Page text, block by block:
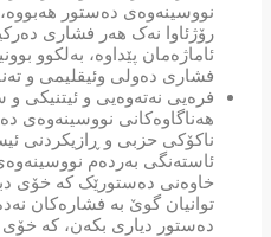
نووسینەوەی دەستور هەبووە،
رۆژئاوا نەک هەر فشاری
ئاماژەمان پێداوە، بەلکوو
فشاری دەولی وئیقلیمی و
فرەیی نەتەوەیی و ئیتنیکی
هەناگاوەکانی نووسینەوەی
ناکۆکی حزبی و ڕازیکردنی
ئاستەنگی بەردەم
توانیان گوێ بە فشارەکان